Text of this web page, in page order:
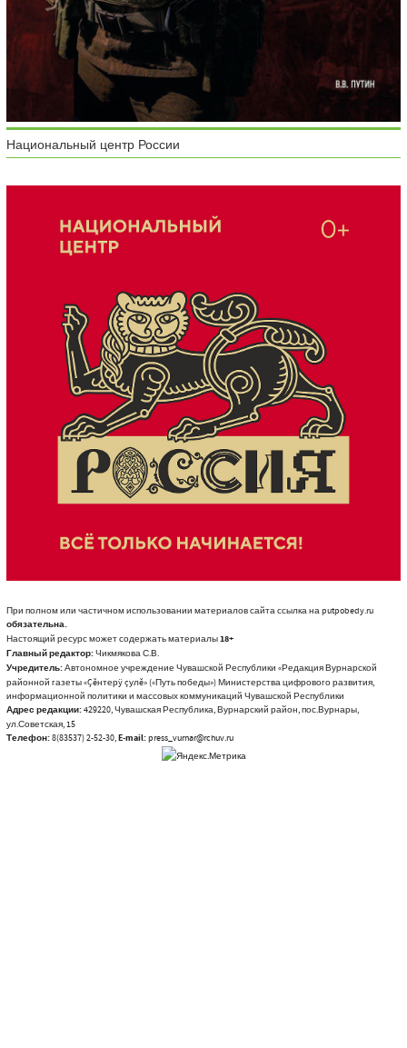
Национальный центр России
При полном или частичном использовании материалов сайта ссылка на putpobedy.ru
обязательна.
Настоящий ресурс может содержать материалы18+
Главный редактор:Чикмякова С.В.
Учредитель:Автономное учреждение Чувашской Республики «Редакция Вурнарской
районной газеты «Çĕнтерÿ çулĕ» («Путь победы») Министерства цифрового развития,
информационной политики и массовых коммуникаций Чувашской Республики
Адрес редакции:429220, Чувашская Республика, Вурнарский район, пос.Вурнары,
ул.Советская, 15
Телефон:8(83537) 2-52-30,E-mail:press_vurnar@rchuv.ru